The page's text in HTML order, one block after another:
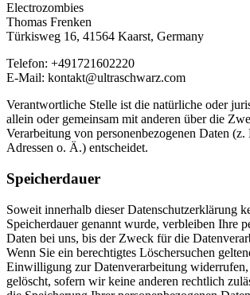
Electrozombies
Thomas Frenken
Türkisweg 16, 41564 Kaarst, Germany
Telefon: +491721602220
E-Mail: kontakt@ultraschwarz.com
Verantwortliche Stelle ist die natürliche oder
allein oder gemeinsam mit anderen über die
Verarbeitung von personenbezogenen Daten
Adressen o. Ä.) entscheidet.
Speicherdauer
Soweit innerhalb dieser Datenschutzerklärung
Speicherdauer genannt wurde, verbleiben Ihre
Daten bei uns, bis der Zweck für die
Wenn Sie ein berechtigtes Löschersuchen
Einwilligung zur Datenverarbeitung
gelöscht, sofern wir keine anderen rechtlich